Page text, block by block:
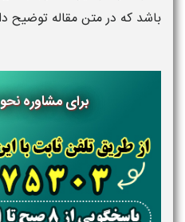
باشد که در متن مقاله توضیح
برای مشاوره